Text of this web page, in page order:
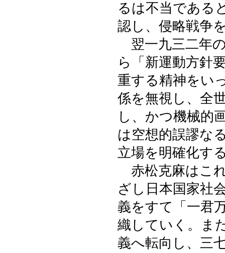
るは不当である
認し、侵略戦争
翌一九三二年
ら「新運動方針
重する精神をい
係を無視し、全
し、かつ機械的
は空想的誤謬な
立場を明確化す
赤松克麻はこ
ざし日本国家社
義をすて「一君
織していく。ま
義へ転向し、三